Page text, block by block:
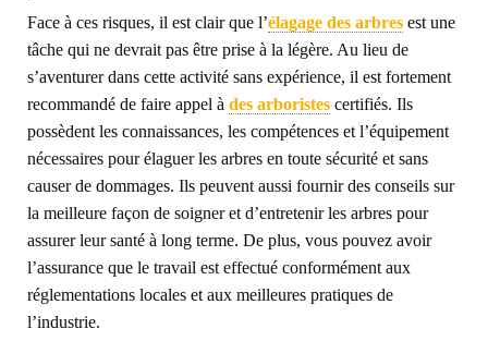
Face à ces risques, il est clair que l’élagage des arbres est une
tâche qui ne devrait pas être prise à la légère. Au lieu de
s’aventurer dans cette activité sans expérience, il est fortement
recommandé de faire appel à des arboristes certifiés. Ils
possèdent les connaissances, les compétences et l’équipement
nécessaires pour élaguer les arbres en toute sécurité et sans
causer de dommages. Ils peuvent aussi fournir des conseils sur
la meilleure façon de soigner et d’entretenir les arbres pour
assurer leur santé à long terme. De plus, vous pouvez avoir
l’assurance que le travail est effectué conformément aux
réglementations locales et aux meilleures pratiques de
l’industrie.